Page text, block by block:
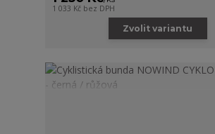
1 033 Kč bez DPH
Zvolit variantu